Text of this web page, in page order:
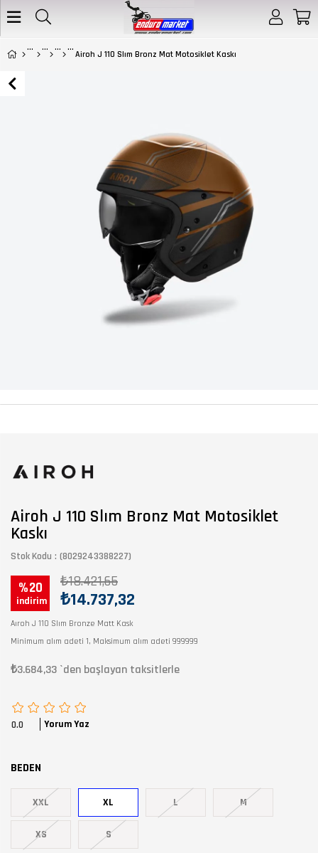
Airoh J 110 Slım Bronz Mat Motosiklet Kaskı
Airoh J 110 Slım Bronz Mat Motosiklet
Kaskı
Stok Kodu (8029243388227)
20 ₺18.421,65
₺14.737,32
Aıroh J 110 Slım Bronze Matt Kask
Minimum alım adeti 1, Maksimum alım adeti 999999
₺3.684,33 `den başlayan taksitlerle
0.0 Yorum Yaz
BEDEN
XXL XL L M
XS S